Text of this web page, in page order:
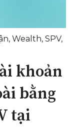
, Wealth, SPV,
khoản
bằng
tại